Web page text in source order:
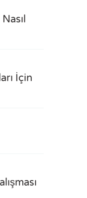
İçin